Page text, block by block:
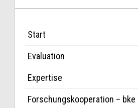
Start
Evaluation
Expertise
Forschungskooperation – bke